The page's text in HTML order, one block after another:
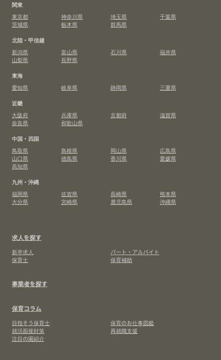
関東
東京都
神奈川県 埼玉県
千葉県
茨城県
栃木県
群馬県
北陸・甲信越
新潟県
富山県 石川県
福井県
山梨県
長野県
東海
愛知県
岐阜県 静岡県
三重県
近畿
大阪府
兵庫県 京都府
滋賀県
奈良県
和歌山県
中国・四国
鳥取県
島根県 岡山県
広島県
山口県
徳島県 香川県
愛媛県
高知県
九州・沖縄
福岡県
佐賀県 長崎県
熊本県
大分県
宮崎県 鹿児島県 沖縄県
求人を探す
新卒求人
パート・アルバイト
保育士
保育補助
事業者を探す
保育コラム
目指そう保育士
保育のお仕事図鑑
就活面接対策
再就職支援
注目の園紹介